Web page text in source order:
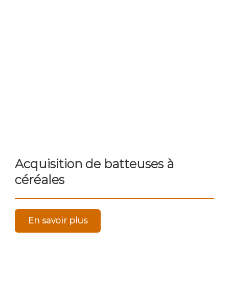
Acquisition de batteuses à
céréales
En savoir plus